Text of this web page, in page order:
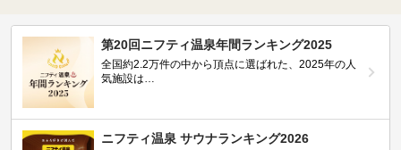
第20回ニフティ温泉年間ランキング2025
全国約2.2万件の中から頂点に選ばれた、2025年の人
気施設は…
ニフティ温泉 サウナランキング2026